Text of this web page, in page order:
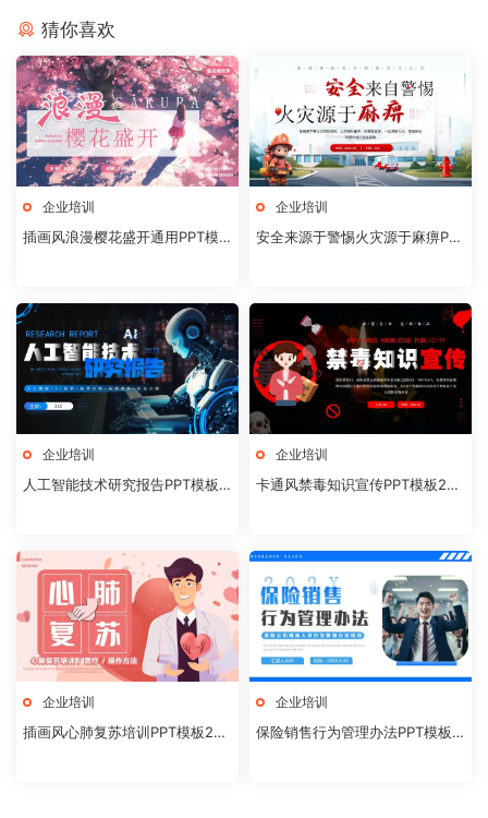
猜你喜欢
企业培训
插画风浪漫樱花盛开通用PPT模
企业培训
安全来源于警惕火灾源于麻痹PP
企业培训
人工智能技术研究报告PPT模板2
企业培训
卡通风禁毒知识宣传PPT模板202
企业培训
插画风心肺复苏培训PPT模板202
企业培训
保险销售行为管理办法PPT模板2